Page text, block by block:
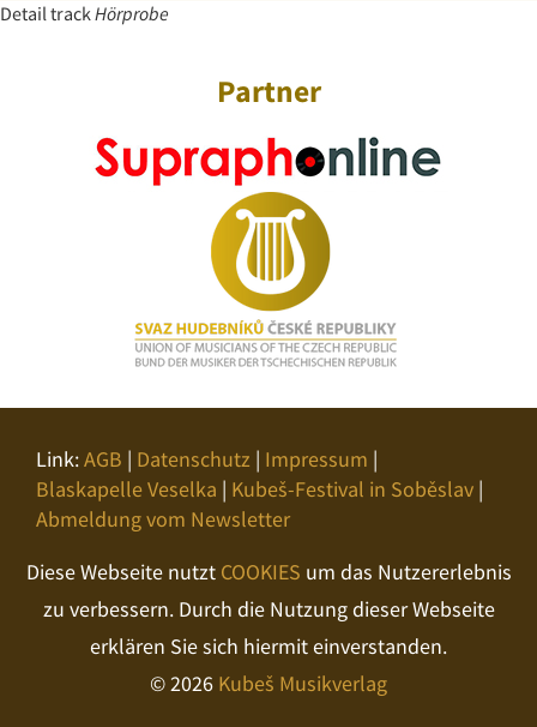
Detail trackHörprobe
Partner
Link:AGB | Datenschutz | Impressum |
Blaskapelle Veselka | Kubeš-Festival in Soběslav |
Abmeldung vom Newsletter
Diese Webseite nutzt COOKIES um das Nutzererlebnis
zu verbessern. Durch die Nutzung dieser Webseite
erklären Sie sich hiermit einverstanden.
© 2026 Kubeš Musikverlag